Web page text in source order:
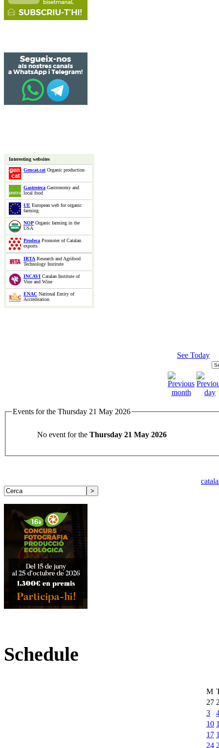
Interesting websites
Gencat.catOrganic production
Gastroteca Gastronomy and
local food
UE European web for organic
farming
NOP Organic farming in the
USA
Prodeca Promoter of Catalan
exports
IRTA Research and Agrifood
Technology Institute
INCAVI Catalan Institute of
Vine and Wine
ENAC National Entity of
Accreditation
See Today
Events for the Thursday 21 May 2026
No event for the Thursday 21 May 2026
Schedule
M
27
3
10
17
24